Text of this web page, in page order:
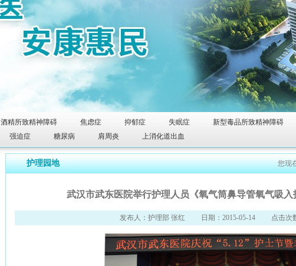
酒精所致精神障碍 焦虑症 抑郁症 失眠症 新型毒品所致精神障碍
强迫症 糖尿病 肩周炎 上消化道出血
您现
护理园地
武汉市武东医院举行护理人员《氧气筒鼻导管氧气吸
发布人：护理部 张红 日期：2015-05-14 点击次